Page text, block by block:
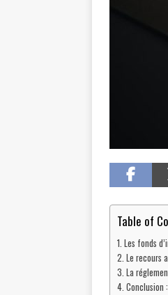
Table of
Les fonds
Le recours
La